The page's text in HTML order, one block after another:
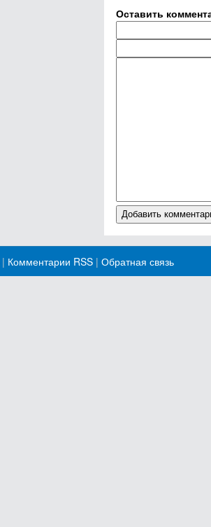
Оставить
| Комментарии RSS | Обратная связь